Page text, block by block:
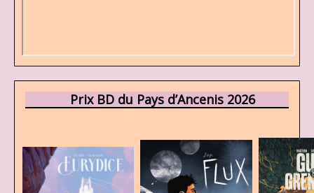
Prix BD du Pays d’Ancenis 2026